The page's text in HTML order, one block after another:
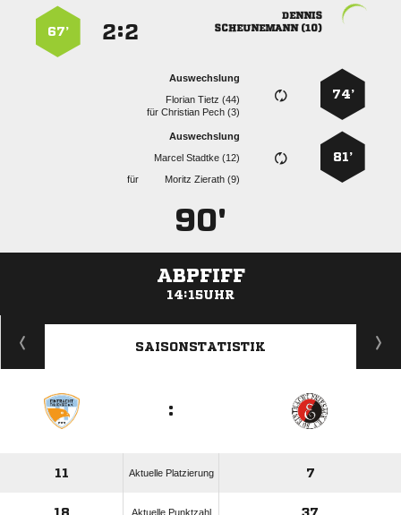

 
:
67’
74’
Auswechslung
  
für  
81’
Auswechslung
  
für
  
90'
ABPFIFF
14:15UHR
ANZEIGE
SAISONSTATISTIK
:
11 Aktuelle Platzierung 7
18 Aktuelle Punktzahl 37